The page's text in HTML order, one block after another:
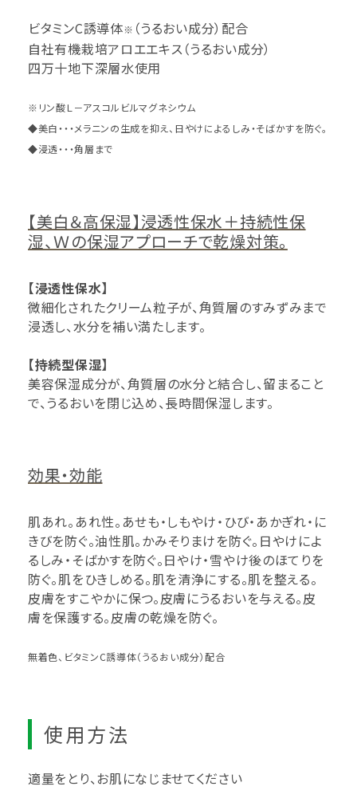
ビタミンC誘導体※ （うるおい成分）配合
自社有機栽培アロエエキス（うるおい成分）
四万十地下深層水使用
※リン酸Ｌ－アスコルビルマグネシウム
◆美白・・・メラニンの生成を抑え、日やけによるしみ・そばかすを防ぐ。
◆浸透・・・角層まで
【美白＆高保湿】浸透性保水＋持続性保
湿、Ｗの保湿アプローチで乾燥対策。
【浸透性保水】
微細化されたクリーム粒子が、角質層のすみずみまで
浸透し、水分を補い満たします。
【持続型保湿】
美容保湿成分が、角質層の水分と結合し、留まること
で、うるおいを閉じ込め、長時間保湿します。
効果・効能
肌あれ。あれ性。あせも・しもやけ・ひび・あかぎれ・に
きびを防ぐ。油性肌。かみそりまけを防ぐ。日やけによ
るしみ・そばかすを防ぐ。日やけ・雪やけ後のほてりを
防ぐ。肌をひきしめる。肌を清浄にする。肌を整える。
皮膚をすこやかに保つ。皮膚にうるおいを与える。皮
膚を保護する。皮膚の乾燥を防ぐ。
無着色、ビタミンC誘導体（うるおい成分）配合
使用方法
適量をとり、お肌になじませてください